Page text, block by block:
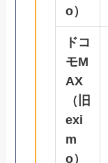
o）
ドコ
モM
AX
（旧
exi
m
o）